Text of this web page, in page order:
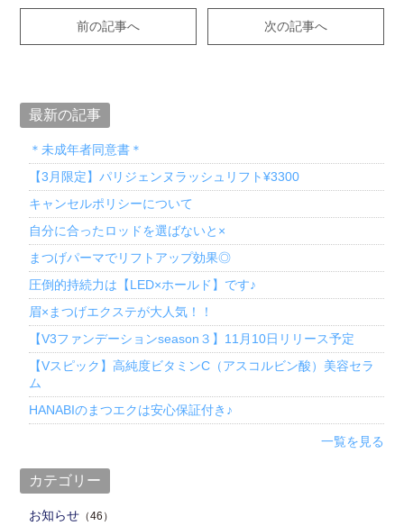
前の記事へ 次の記事へ
最新の記事
＊未成年者同意書＊
【3月限定】パリジェンヌラッシュリフト¥3300
キャンセルポリシーについて
自分に合ったロッドを選ばないと×
まつげパーマでリフトアップ効果◎
圧倒的持続力は【LED×ホールド】です♪
眉×まつげエクステが大人気！！
【V3ファンデーションseason３】11月10日リリース予定
【Vスピック】高純度ビタミンC（アスコルビン酸）美容セラ
ム
HANABIのまつエクは安心保証付き♪
一覧を見る
カテゴリー
お知らせ （46）